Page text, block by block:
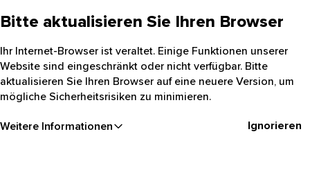
Bitte aktualisieren Sie Ihren Browser
Ihr Internet-Browser ist veraltet. Einige Funktionen unserer
Website sind eingeschränkt oder nicht verfügbar. Bitte
aktualisieren Sie Ihren Browser auf eine neuere Version, um
mögliche Sicherheitsrisiken zu minimieren.
Weitere Informationen Ignorieren